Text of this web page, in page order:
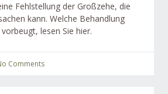
Fehlstellung der Großzehe, die
kann. Welche Behandlung
lesen Sie hier.
Comments